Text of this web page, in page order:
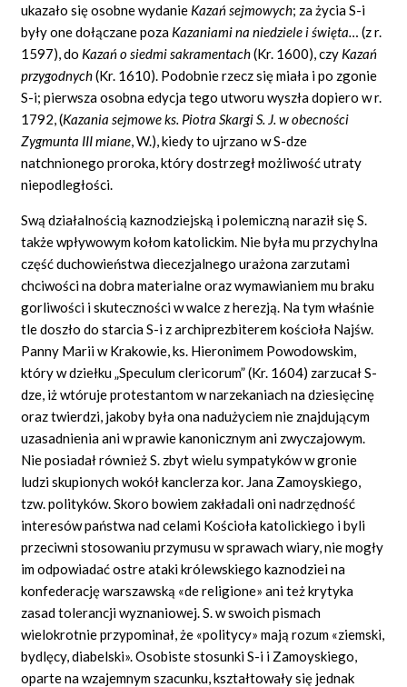
ukazało się osobne wydanie Kazań sejmowych; za życia S-i
były one dołączane poza Kazaniami na niedziele i święta…(z r.
1597), do Kazań o siedmi sakramentach(Kr. 1600), czy Kazań
przygodnych(Kr. 1610). Podobnie rzecz się miała i po zgonie
S-i; pierwsza osobna edycja tego utworu wyszła dopiero w r.
1792, (Kazania sejmowe ks. Piotra Skargi S. J. w obecności
Zygmunta III miane,W.), kiedy to ujrzano w S-dze
natchnionego proroka, który dostrzegł możliwość utraty
niepodległości.
Swą działalnością kaznodziejską i polemiczną naraził się S.
także wpływowym kołom katolickim. Nie była mu przychylna
część duchowieństwa diecezjalnego urażona zarzutami
chciwości na dobra materialne oraz wymawianiem mu braku
gorliwości i skuteczności w walce z herezją. Na tym właśnie
tle doszło do starcia S-i z archiprezbiterem kościoła Najśw.
Panny Marii w Krakowie, ks. Hieronimem Powodowskim,
który w dziełku „Speculum clericorum” (Kr. 1604) zarzucał S-
dze, iż wtóruje protestantom w narzekaniach na dziesięcinę
oraz twierdzi, jakoby była ona nadużyciem nie znajdującym
uzasadnienia ani w prawie kanonicznym ani zwyczajowym.
Nie posiadał również S. zbyt wielu sympatyków w gronie
ludzi skupionych wokół kanclerza kor. Jana Zamoyskiego,
tzw. polityków. Skoro bowiem zakładali oni nadrzędność
interesów państwa nad celami Kościoła katolickiego i byli
przeciwni stosowaniu przymusu w sprawach wiary, nie mogły
im odpowiadać ostre ataki królewskiego kaznodziei na
konfederację warszawską «de religione»ani też krytyka
zasad tolerancji wyznaniowej. S. w swoich pismach
wielokrotnie przypominał, że «politycy»mają rozum «ziemski,
bydlęcy,diabelski».Osobiste stosunki S-i i Zamoyskiego,
oparte na wzajemnym szacunku, kształtowały się jednak